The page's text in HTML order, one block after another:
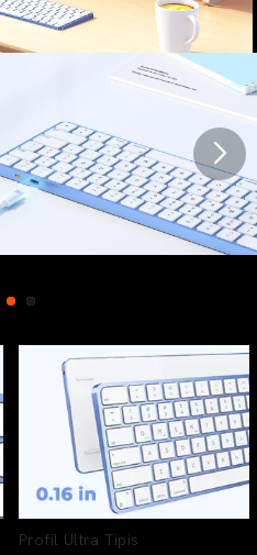
Profil Ultra Tipis